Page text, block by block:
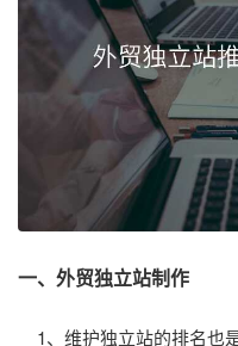
一、外贸独立站制作
1、维护独立站的排名也